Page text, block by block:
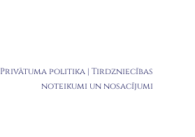
Privātuma politika | Tirdzniecības
noteikumi un nosacījumi